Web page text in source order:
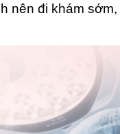
nên đi khám sớm,